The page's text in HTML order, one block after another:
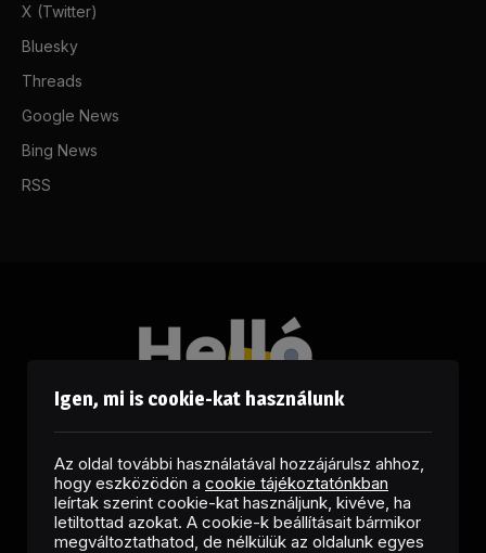
X (Twitter)
Bluesky
Threads
Google News
Bing News
RSS
FacebookLinkedInX RSS
Igen, mi is cookie-kat használunk
Az oldal további használatával hozzájárulsz ahhoz,
hogy eszközödön a cookie tájékoztatónkban
leírtak szerint cookie-kat használjunk, kivéve, ha
letiltottad azokat. A cookie-k beállításait bármikor
megváltoztathatod, de nélkülük az oldalunk egyes